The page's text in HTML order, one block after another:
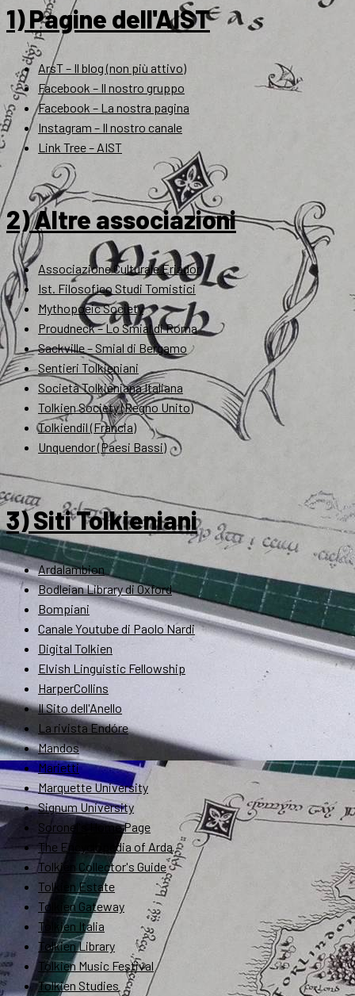
1) Pagine dell'AIST
ArsT – Il blog (non più attivo)
Facebook – Il nostro gruppo
Facebook – La nostra pagina
Instagram – Il nostro canale
Link Tree – AIST
2) Altre associazioni
Associazione Culturale Eriador
Ist. Filosofico Studi Tomistici
Mythopoeic Society
Proudneck – Lo Smial di Roma
Sackville – Smial di Bergamo
Sentieri Tolkieniani
Società Tolkieniana Italiana
Tolkien Society (Regno Unito)
Tolkiendil (Francia)
Unquendor (Paesi Bassi)
3) Siti Tolkieniani
Ardalambion
Bodleian Library di Oxford
Bompiani
Canale Youtube di Paolo Nardi
Digital Tolkien
Elvish Linguistic Fellowship
HarperCollins
Il Sito dell'Anello
La rivista Endóre
Mandos
Marietti
Marquette University
Signum University
Soronel's Home Page
The Encyclopedia of Arda
Tolkien Collector's Guide
Tolkien Estate
Tolkien Gateway
Tolkien Italia
Tolkien Library
Tolkien Music Festival
Tolkien Studies